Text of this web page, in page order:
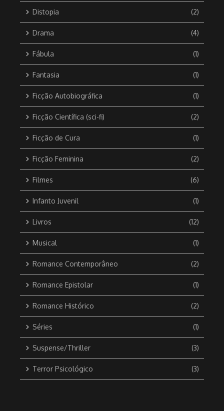
Distopia (2)
Drama (4)
Fábula (1)
Fantasia (1)
Ficção Autobiográfica (1)
Ficção Científica (sci-fi) (2)
Ficção de Cura (1)
Ficção Feminina (2)
Filmes (6)
Infanto Juvenil (1)
Livros (12)
Musical (1)
Romance Contemporâneo (2)
Romance Epistolar (1)
Romance Histórico (2)
Séries (1)
Suspense/Thriller (3)
Terror Psicológico (3)